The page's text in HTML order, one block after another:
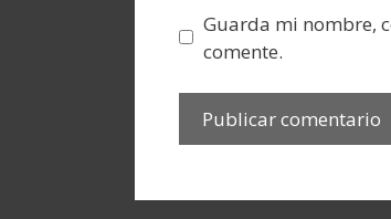
Guarda mi nombre,
comente.